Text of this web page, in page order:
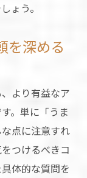
ょう。
を深める
より有益なア
。単に「うま
点に注意すれ
つけるべきコ
体的な質問を